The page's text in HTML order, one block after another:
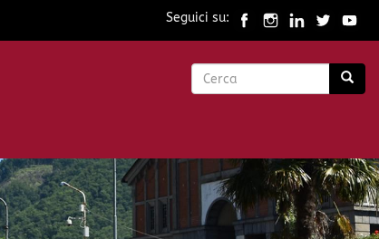
Seguici su:
Form